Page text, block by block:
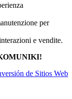
per
e vendite.
de Sitios Web